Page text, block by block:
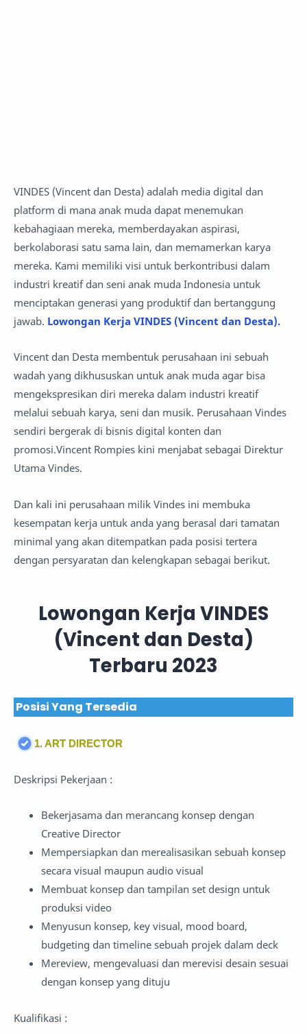
VINDES (Vincent dan Desta) adalah media digital dan
platform di mana anak muda dapat menemukan
kebahagiaan mereka, memberdayakan aspirasi,
berkolaborasi satu sama lain, dan memamerkan karya
mereka. Kami memiliki visi untuk berkontribusi dalam
industri kreatif dan seni anak muda Indonesia untuk
menciptakan generasi yang produktif dan bertanggung
jawab. Lowongan Kerja VINDES (Vincent dan Desta).
Vincent dan Desta membentuk perusahaan ini sebuah
wadah yang dikhususkan untuk anak muda agar bisa
mengekspresikan diri mereka dalam industri kreatif
melalui sebuah karya, seni dan musik. Perusahaan Vindes
sendiri bergerak di bisnis digital konten dan
promosi.Vincent Rompies kini menjabat sebagai Direktur
Utama Vindes.
Dan kali ini perusahaan milik Vindes ini membuka
kesempatan kerja untuk anda yang berasal dari tamatan
minimal yang akan ditempatkan pada posisi tertera
dengan persyaratan dan kelengkapan sebagai berikut.
Lowongan Kerja VINDES
(Vincent dan Desta)
Terbaru 2023
Posisi Yang Tersedia
1. ART DIRECTOR
Deskripsi Pekerjaan :
Bekerjasama dan merancang konsep dengan
Creative Director
Mempersiapkan dan merealisasikan sebuah konsep
secara visual maupun audio visual
Membuat konsep dan tampilan set design untuk
produksi video
Menyusun konsep, key visual, mood board,
budgeting dan timeline sebuah projek dalam deck
Mereview, mengevaluasi dan merevisi desain sesuai
dengan konsep yang dituju
Kualifikasi :